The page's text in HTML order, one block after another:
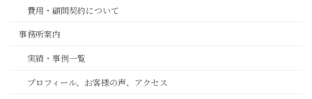
費用・顧問契約について
事務所案内
実績・事例一覧
プロフィール、お客様の声、アクセス